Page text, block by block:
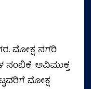
ಮೋಕ್ಷ ನಗರಿ
ನಂಬಿಕೆ. ಅವಿಮುಕ್ತ
ಮೋಕ್ಷ